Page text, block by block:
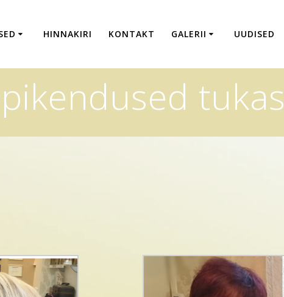
HINNAKIRI KONTAKT GALERII UUDISED
tukas